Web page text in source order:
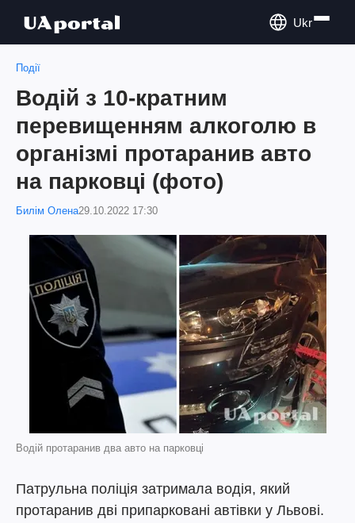
Ukr
Події
Водій з 10-кратним
перевищенням алкоголю в
організмі протаранив авто
на парковці (фото)
Билім Олена29.10.2022 17:30
Водій протаранив два авто на парковці
Патрульна поліція затримала водія, який
протаранив дві припарковані автівки у Львові.